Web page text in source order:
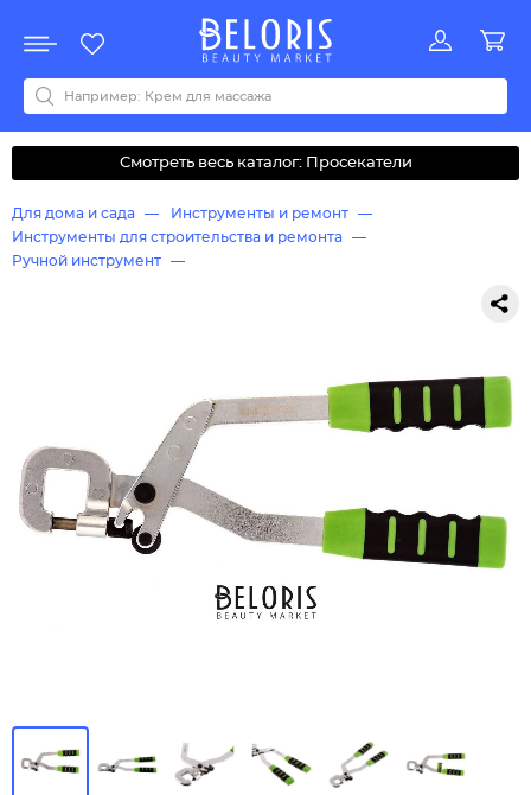
Акции
Все бренды
0-9ABCDEFGHIJKLMNOPQRSTUVWYZАБВДЗИМОКЛНПРСТУФ
Смотреть весь каталог: Просекатели
Для дома и сада
Инструменты и ремонт
Инструменты для строительства и ремонта
Ручной инструмент